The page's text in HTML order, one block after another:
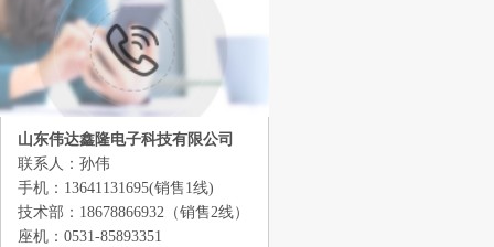
山东伟达鑫隆电子科技有限公司
联系人：孙伟
手机：13641131695(销售1线)
技术部：18678866932（销售2线）
座机：0531-85893351